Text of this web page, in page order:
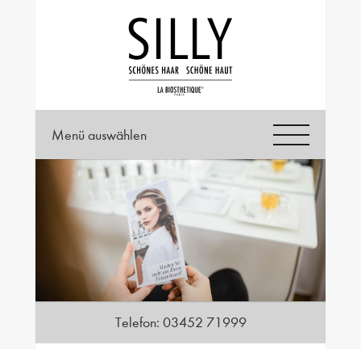
Menü auswählen
Telefon: 03452 71999